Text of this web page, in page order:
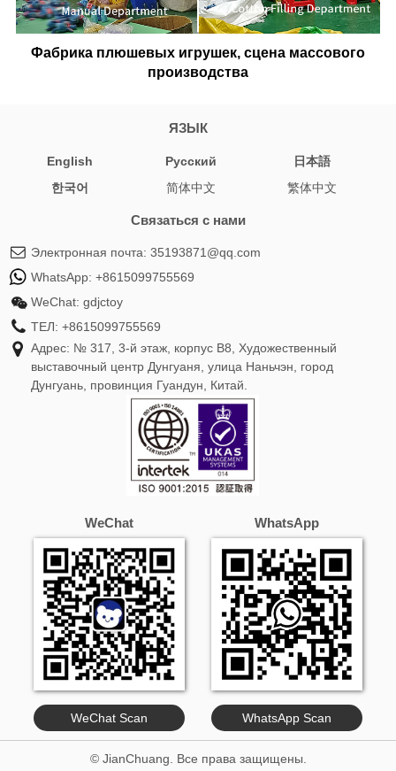
Фабрика плюшевых игрушек, сцена массового
производства
ЯЗЫК
English Pусский
日本語
한국어
简体中文 繁体中文
Связаться с нами
Электронная почта: 35193871@qq.com
WhatsApp: +8615099755569
WeChat: gdjctoy
ТЕЛ: +8615099755569
Адрес: № 317, 3-й этаж, корпус B8, Художественный
выставочный центр Дунгуаня, улица Наньчэн, город
Дунгуань, провинция Гуандун, Китай.
WeChat
WeChat Scan
WhatsApp
WhatsApp Scan
© JianChuang. Все права защищены.